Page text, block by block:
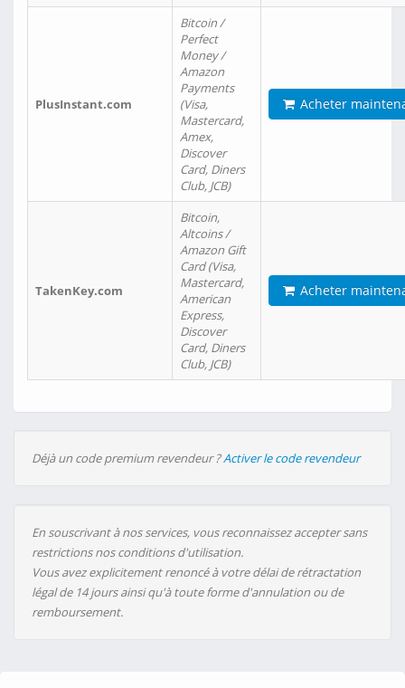
PlusInstant.com
Bitcoin /
Perfect
Money /
Amazon
Payments
(Visa,
Mastercard,
Amex,
Discover
Card, Diners
Club, JCB)
Acheter
TakenKey.com
Bitcoin,
Altcoins /
Amazon Gift
Card (Visa,
Mastercard,
American
Express,
Discover
Card, Diners
Club, JCB)
Acheter
Déjà un code premium revendeur ?Activer le code revendeur
En souscrivant à nos services, vous reconnaissez accepter sans
restrictions nos conditions d'utilisation.
Vous avez explicitement renoncé à votre délai de rétractation
légal de 14 jours ainsi qu'à toute forme d'annulation ou de
remboursement.